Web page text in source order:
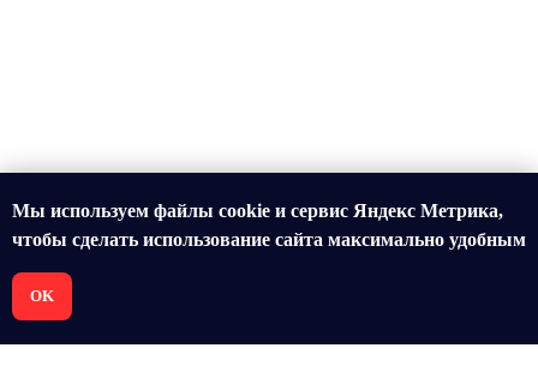
Мы используем файлы cookie и сервис Яндекс Метрика,
чтобы сделать использование сайта максимально удобным
OK